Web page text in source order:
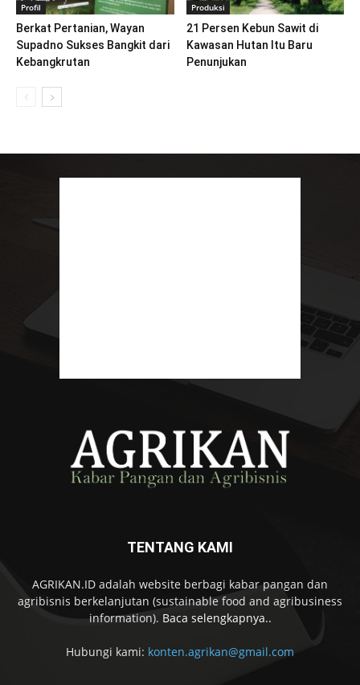
Profil
Berkat Pertanian, Wayan
Supadno Sukses Bangkit dari
Kebangkrutan
Produksi
21 Persen Kebun Sawit di
Kawasan Hutan Itu Baru
Penunjukan
TENTANG KAMI
AGRIKAN.ID adalah website berbagi kabar pangan dan
agribisnis berkelanjutan (sustainable food and agribusiness
information). Baca selengkapnya..
Hubungi kami: konten.agrikan@gmail.com